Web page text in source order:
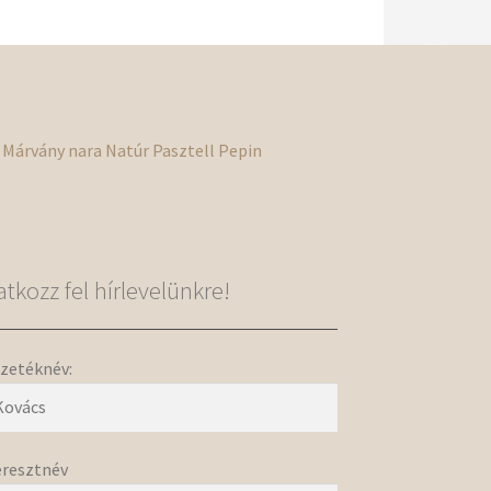
Márvány nara Natúr Pasztell Pepin
fel hírlevelünkre!